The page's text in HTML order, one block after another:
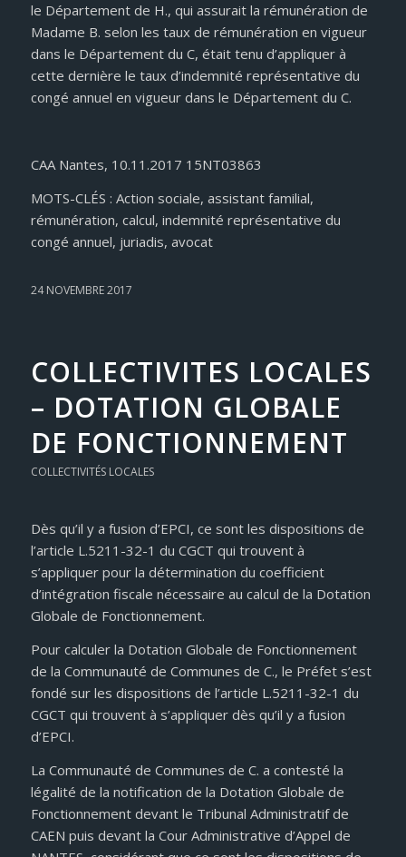
le Département de H., qui assurait la rémunération de
Madame B. selon les taux de rémunération en vigueur
dans le Département du C, était tenu d’appliquer à
cette dernière le taux d’indemnité représentative du
congé annuel en vigueur dans le Département du C.
CAA Nantes, 10.11.2017 15NT03863
MOTS-CLÉS : Action sociale, assistant familial,
rémunération, calcul, indemnité représentative du
congé annuel, juriadis, avocat
24 NOVEMBRE 2017
COLLECTIVITES LOCALES
– DOTATION GLOBALE
DE FONCTIONNEMENT
COLLECTIVITÉS LOCALES
Dès qu’il y a fusion d’EPCI, ce sont les dispositions de
l’article L.5211-32-1 du CGCT qui trouvent à
s’appliquer pour la détermination du coefficient
d’intégration fiscale nécessaire au calcul de la Dotation
Globale de Fonctionnement.
Pour calculer la Dotation Globale de Fonctionnement
de la Communauté de Communes de C., le Préfet s’est
fondé sur les dispositions de l’article L.5211-32-1 du
CGCT qui trouvent à s’appliquer dès qu’il y a fusion
d’EPCI.
La Communauté de Communes de C. a contesté la
légalité de la notification de la Dotation Globale de
Fonctionnement devant le Tribunal Administratif de
CAEN puis devant la Cour Administrative d’Appel de